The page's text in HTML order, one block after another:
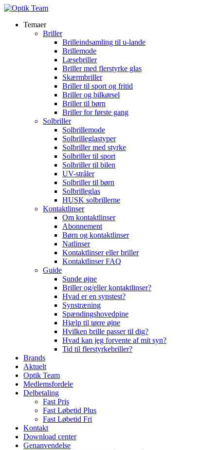
Temaer
Briller
Brilleindsamling til u-lande
Brillemode
Læsebriller
Briller med flerstyrke glas
Skærmbriller
Briller til sport og fritid
Briller og bilkørsel
Briller til børn
Briller for første gang
Solbriller
Solbrillemode
Solbrilleglastyper
Solbriller med styrke
Solbriller til sport
Solbriller til bilen
UV-stråler
Solbriller til børn
Solbrilleglas
HUSK solbrillerne
Kontaktlinser
Om kontaktlinser
Abonnement
Børn og kontaktlinser
Natlinser
Kontaktlinser eller briller
Kontaktlinser FAQ
Guide
Sunde øjne
Briller og/eller kontaktlinser?
Hvad er en synstest?
Synstræning
Spændingshovedpine
Hjælp til tørre øjne
Hvilken brille passer til dig?
Hvad kan jeg forvente af mit syn?
Tid til flerstyrkebriller?
Brands
Aktuelt
Optik Team
Medlemsfordele
Delbetaling
Fast Pris
Fast Løbetid Plus
Fast Løbetid Fri
Kontakt
Download center
Genanvendelse